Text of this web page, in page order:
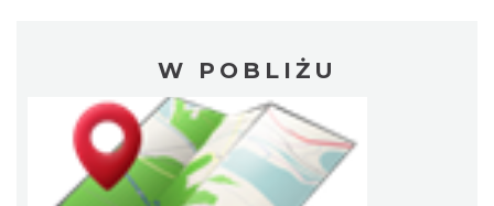
W POBLIŻU